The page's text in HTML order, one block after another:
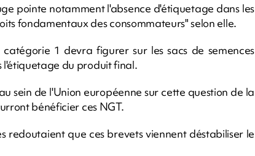
pointe notamment l'absence d'étiquetage dans les
fondamentaux des consommateurs" selon elle.
1 devra figurer sur les sacs de semences
l'étiquetage du produit final.
sein de l'Union européenne sur cette question de la
bénéficier ces NGT.
redoutaient que ces brevets viennent déstabiliser le